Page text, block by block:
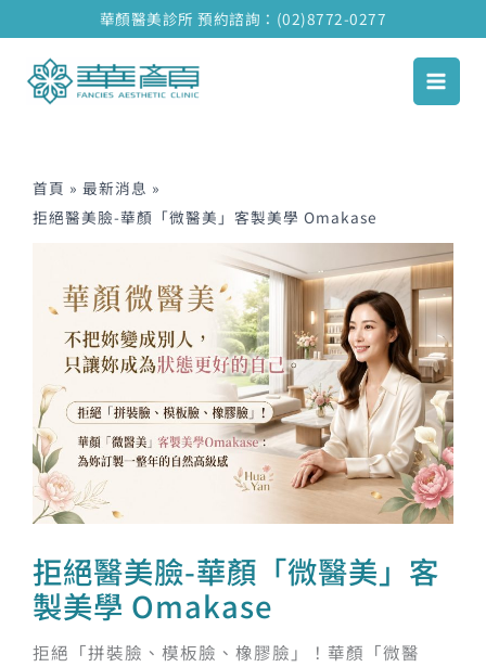
至
華顏醫美診所 預約諮詢：(02)8772-0277
首頁
最新消息
拒絕醫美臉-華顏「微醫美」客製美學 Omakase
拒絕醫美臉-華顏「微醫美」客
製美學 Omakase
拒絕「拼裝臉、模板臉、橡膠臉」！華顏「微醫